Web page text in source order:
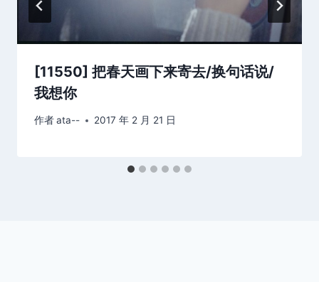
[11550] 把春天画下来寄去/换句话说/
我想你
作者ata-- 2017 年 2 月 21 日